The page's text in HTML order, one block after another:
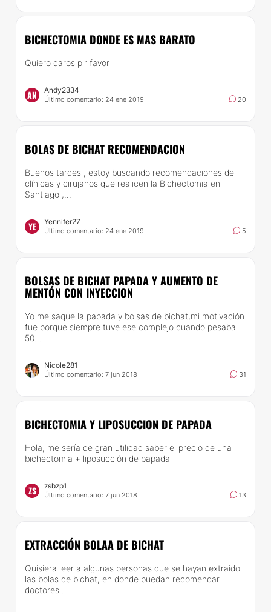
BICHECTOMIA DONDE ES MAS BARATO
Quiero daros pir favor
AN Andy2334
Último comentario: 24 ene 2019 20
BOLAS DE BICHAT RECOMENDACION
Buenos tardes , estoy buscando recomendaciones de
clínicas y cirujanos que realicen la Bichectomia en
Santiago ,...
YE Yennifer27
Último comentario: 24 ene 2019 5
BOLSAS DE BICHAT PAPADA Y AUMENTO DE
MENTÓN CON INYECCION
Yo me saque la papada y bolsas de bichat,mi motivación
fue porque siempre tuve ese complejo cuando pesaba
50...
Nicole281
Último comentario: 7 jun 2018 31
BICHECTOMIA Y LIPOSUCCION DE PAPADA
Hola, me sería de gran utilidad saber el precio de una
bichectomia + liposucción de papada
ZS zsbzp1
Último comentario: 7 jun 2018 13
EXTRACCIÓN BOLAA DE BICHAT
Quisiera leer a algunas personas que se hayan extraido
las bolas de bichat, en donde puedan recomendar
doctores...